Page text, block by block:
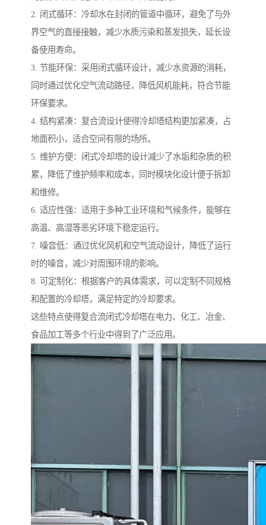
2. 闭式循环：冷却水在封闭的管道中循环，避免了与外
界空气的直接接触，减少水质污染和蒸发损失，延长设
备使用寿命。
3. 节能环保：采用闭式循环设计，减少水资源的消耗，
同时通过优化空气流动路径，降低风机能耗，符合节能
环保要求。
4. 结构紧凑：复合流设计使得冷却塔结构更加紧凑，占
地面积小，适合空间有限的场所。
5. 维护方便：闭式冷却塔的设计减少了水垢和杂质的积
累，降低了维护频率和成本，同时模块化设计便于拆卸
和维修。
6. 适应性强：适用于多种工业环境和气候条件，能够在
高温、高湿等恶劣环境下稳定运行。
7. 噪音低：通过优化风机和空气流动设计，降低了运行
时的噪音，减少对周围环境的影响。
8. 可定制化：根据客户的具体需求，可以定制不同规格
和配置的冷却塔，满足特定的冷却要求。
这些特点使得复合流闭式冷却塔在电力、化工、冶金、
食品加工等多个行业中得到了广泛应用。